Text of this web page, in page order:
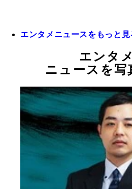
エンタメニュースをもっと見
エンタ
ニュースを写